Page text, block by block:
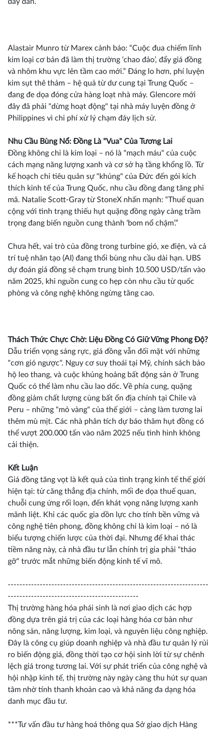
Alastair Munro từ Marex cảnh báo: “Cuộc đua chiếm lĩnh
kim loại cơ bản đã làm thị trường ‘chao đảo’, đẩy giá đồng
và nhôm khu vực lên tầm cao mới.” Đáng lo hơn, phí luyện
kim sụt thê thảm – hệ quả từ dư cung tại Trung Quốc –
đang đe dọa đóng cửa hàng loạt nhà máy. Glencore mới
đây đã phải "dừng hoạt động" tại nhà máy luyện đồng ở
Philippines vì chi phí xử lý chạm đáy lịch sử.
Nhu Cầu Bùng Nổ: Đồng Là "Vua" Của Tương Lai
Đồng không chỉ là kim loại – nó là "mạch máu" của cuộc
cách mạng năng lượng xanh và cơ sở hạ tầng khổng lồ. Từ
kế hoạch chi tiêu quân sự "khủng" của Đức đến gói kích
thích kinh tế của Trung Quốc, nhu cầu đồng đang tăng phi
mã. Natalie Scott-Gray từ StoneX nhấn mạnh: “Thuế quan
cộng với tình trạng thiếu hụt quặng đồng ngày càng trầm
trọng đang biến nguồn cung thành ‘bom nổ chậm’.”
Chưa hết, vai trò của đồng trong turbine gió, xe điện, và cả
trí tuệ nhân tạo (AI) đang thổi bùng nhu cầu dài hạn. UBS
dự đoán giá đồng sẽ chạm trung bình 10.500 USD/tấn vào
năm 2025, khi nguồn cung co hẹp còn nhu cầu từ quốc
phòng và công nghệ không ngừng tăng cao.
Thách Thức Chực Chờ: Liệu Đồng Có Giữ Vững Phong Độ?
Dẫu triển vọng sáng rực, giá đồng vẫn đối mặt với những
"cơn gió ngược". Nguy cơ suy thoái tại Mỹ, chính sách bảo
hộ leo thang, và cuộc khủng hoảng bất động sản ở Trung
Quốc có thể làm nhu cầu lao dốc. Về phía cung, quặng
đồng giảm chất lượng cùng bất ổn địa chính tại Chile và
Peru – những "mỏ vàng" của thế giới – càng làm tương lai
thêm mù mịt. Các nhà phân tích dự báo thâm hụt đồng có
thể vượt 200.000 tấn vào năm 2025 nếu tình hình không
cải thiện.
Kết Luận
Giá đồng tăng vọt là kết quả của tình trạng kinh tế thế giới
hiện tại: từ căng thẳng địa chính, mối đe dọa thuế quan,
chuỗi cung ứng rối loạn, đến khát vọng năng lượng xanh
mãnh liệt. Khi các quốc gia dồn lực cho tính bền vững và
công nghệ tiên phong, đồng không chỉ là kim loại – nó là
biểu tượng chiến lược của thời đại. Nhưng để khai thác
tiềm năng này, cả nhà đầu tư lẫn chính trị gia phải "tháo
gỡ" trước mắt những biến động kinh tế vĩ mô.
---------------------------------------------------------------------
---------------------------------------------
Thị trường hàng hóa phái sinh là nơi giao dịch các hợp
đồng dựa trên giá trị của các loại hàng hóa cơ bản như
nông sản, năng lượng, kim loại, và nguyên liệu công nghiệp.
Đây là công cụ giúp doanh nghiệp và nhà đầu tư quản lý rủi
ro biến động giá, đồng thời tạo cơ hội sinh lời từ sự chênh
lệch giá trong tương lai. Với sự phát triển của công nghệ và
hội nhập kinh tế, thị trường này ngày càng thu hút sự quan
tâm nhờ tính thanh khoản cao và khả năng đa dạng hóa
danh mục đầu tư.
***Tư vấn đầu tư hàng hoá thông qua Sở giao dịch Hàng